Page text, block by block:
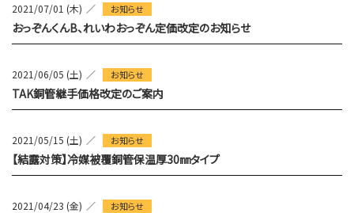
2021/07/01 (木) お知らせ
おっぞんくんB、れいわおっぞん定価改定のお知らせ
2021/06/05 (土) お知らせ
TAK銅管継手価格改定のご案内
2021/05/15 (土) お知らせ
【結露対策】冷媒被覆銅管保温厚30㎜タイプ
2021/04/23 (金) お知らせ